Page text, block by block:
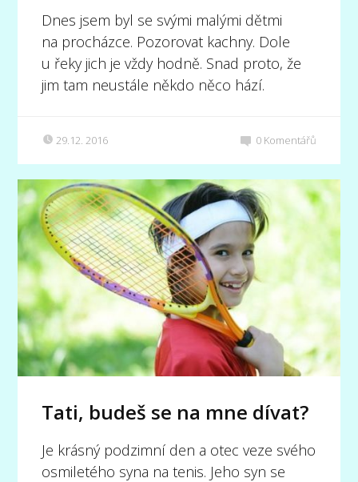
Dnes jsem byl se svými malými dětmi
na procházce. Pozorovat kachny. Dole
u řeky jich je vždy hodně. Snad proto, že
jim tam neustále někdo něco hází.
29.12. 2016 0 Komentářů
Tati, budeš se na mne dívat?
Je krásný podzimní den a otec veze svého
osmiletého syna na tenis. Jeho syn se